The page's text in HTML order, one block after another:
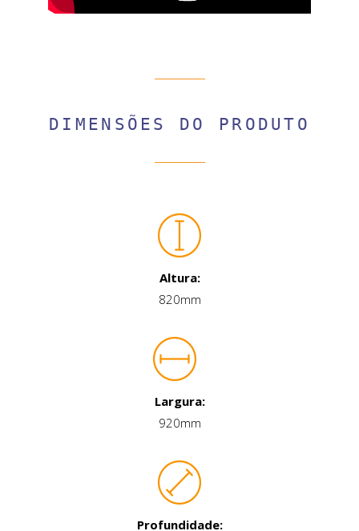
DIMENSÕES DO PRODUTO
Altura:
820mm
Largura:
920mm
Profundidade: